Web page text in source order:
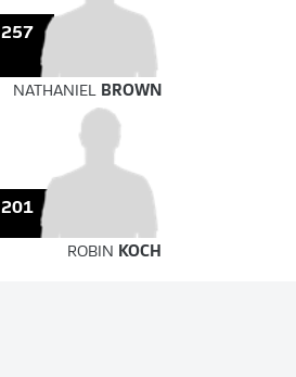
257
NATHANIEL BROWN
201
ROBIN KOCH